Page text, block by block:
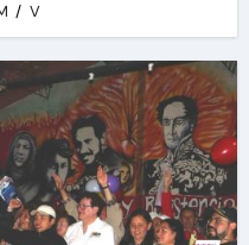
V